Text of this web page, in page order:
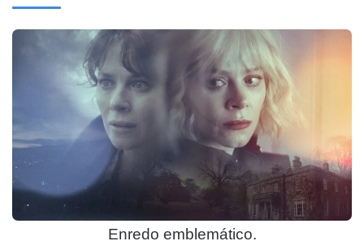
Enredo emblemático.